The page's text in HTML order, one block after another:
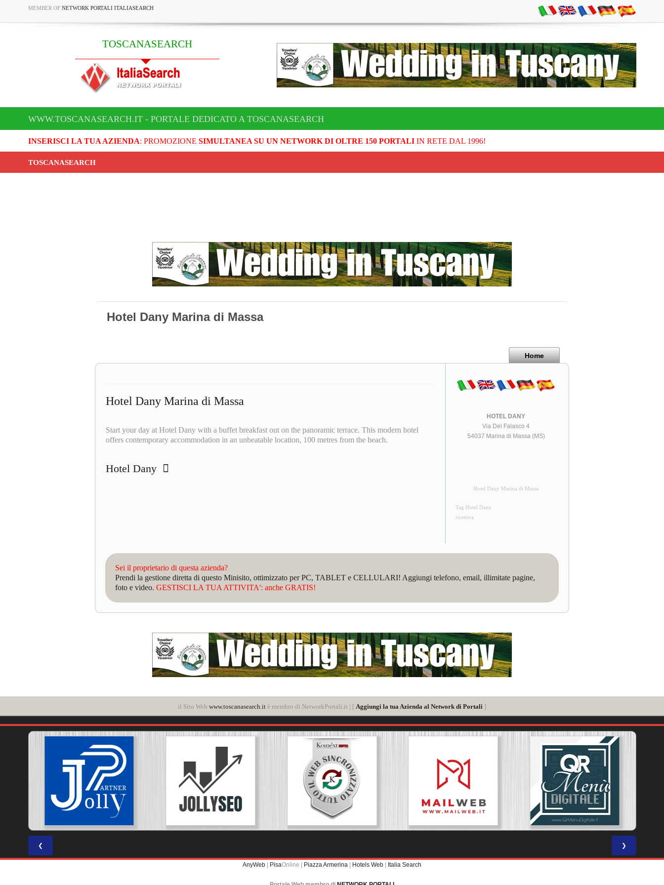
MEMBER OF NETWORK PORTALI ITALIASEARCH
TOSCANASEARCH
WWW.TOSCANASEARCH.IT - PORTALE DEDICATO A TOSCANASEARCH
INSERISCI LA TUA AZIENDA: PROMOZIONE SIMULTANEA SU UN NETWORK DI OLTRE 150 PORTALIIN RETE DAL 1996!
TOSCANASEARCH
Hotel Dany Marina di Massa
Home
Hotel Dany Marina di Massa
Start your day at Hotel Dany with a buffet breakfast out on the panoramic terrace. This modern hotel
offers contemporary accommodation in an unbeatable location, 100 metres from the beach.
Hotel Dany
HOTEL DANY
Via Del Falasco 4
54037 Marina di Massa (MS)
Hotel Dany Marina di Massa
Tag Hotel Dany
ricettiva
Sei il proprietario di questa azienda?
Prendi la gestione diretta di questo Minisito, ottimizzato per PC, TABLET e CELLULARI! Aggiungi telefono, email, illimitate pagine,
foto e video. GESTISCI LA TUA ATTIVITA': anche GRATIS!
il Sito Web www.toscanasearch.it è membro di NetworkPortali.it | [ Aggiungi la tua Azienda al Network di Portali ]
❮ ❯
AnyWeb | PisaOnline | Piazza Armerina | Hotels Web | Italia Search